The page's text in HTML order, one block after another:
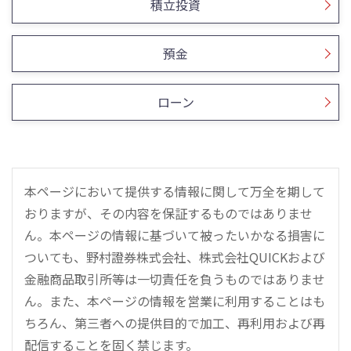
積立投資
預金
ローン
本ページにおいて提供する情報に関して万全を期して
おりますが、その内容を保証するものではありませ
ん。本ページの情報に基づいて被ったいかなる損害に
ついても、野村證券株式会社、株式会社QUICKおよび
金融商品取引所等は一切責任を負うものではありませ
ん。また、本ページの情報を営業に利用することはも
ちろん、第三者への提供目的で加工、再利用および再
配信することを固く禁じます。